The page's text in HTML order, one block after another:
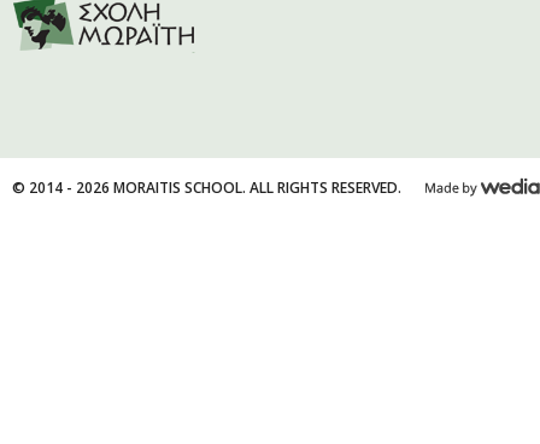
© 2014 - 2026 MORAITIS SCHOOL. ALL RIGHTS RESERVED.